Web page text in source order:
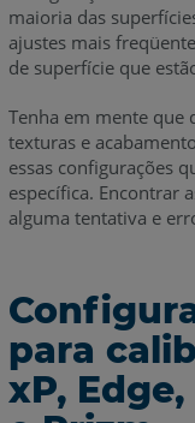
maioria das
ajustes mais
de superfície que
Tenha em mente que
texturas e
essas configurações
específica. Encontrar
alguma tentativa e
para
xP, Edge,